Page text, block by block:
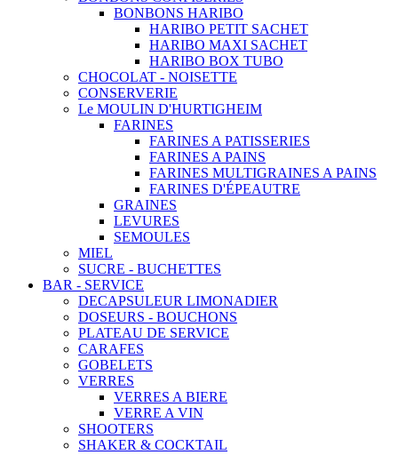
BONBONS HARIBO
HARIBO PETIT SACHET
HARIBO MAXI SACHET
HARIBO BOX TUBO
CHOCOLAT - NOISETTE
CONSERVERIE
Le MOULIN D'HURTIGHEIM
FARINES
FARINES A PATISSERIES
FARINES A PAINS
FARINES MULTIGRAINES A PAINS
FARINES D'ÉPEAUTRE
GRAINES
LEVURES
SEMOULES
MIEL
SUCRE - BUCHETTES
BAR - SERVICE
DECAPSULEUR LIMONADIER
DOSEURS - BOUCHONS
PLATEAU DE SERVICE
CARAFES
GOBELETS
VERRES
VERRES A BIERE
VERRE A VIN
SHOOTERS
SHAKER & COCKTAIL